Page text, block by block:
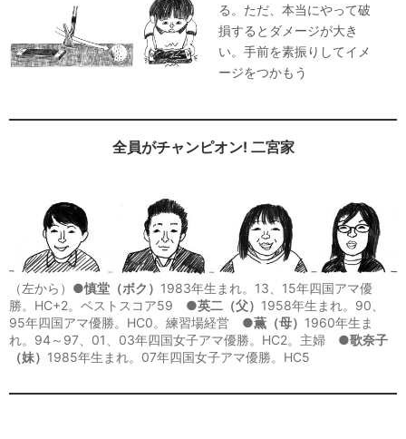
る。ただ、本当にやって破
損するとダメージが大き
い。手前を素振りしてイメ
ージをつかもう
全員がチャンピオン! 二宮家
（左から）●慎堂（ボク） 1983年生まれ。13、15年四国アマ優
勝。HC+2。ベストスコア59 ●英二（父） 1958年生まれ。90、
95年四国アマ優勝。HC0。練習場経営 ●薫（母） 1960年生ま
れ。94～97、01、03年四国女子アマ優勝。HC2。主婦 ●歌奈子
（妹） 1985年生まれ。07年四国女子アマ優勝。HC5